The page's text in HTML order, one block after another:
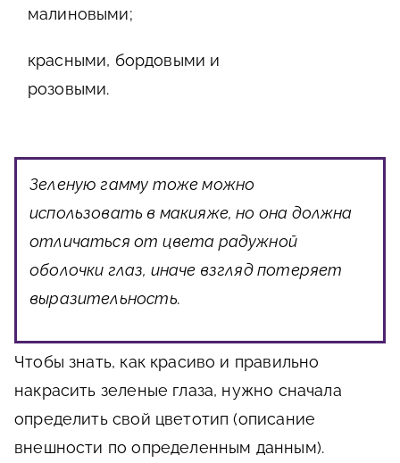
малиновыми;
красными, бордовыми и
розовыми.
Зеленую гамму тоже можно
использовать в макияже, но она должна
отличаться от цвета радужной
оболочки глаз, иначе взгляд потеряет
выразительность.
Чтобы знать, как красиво и правильно
накрасить зеленые глаза, нужно сначала
определить свой цветотип (описание
внешности по определенным данным).